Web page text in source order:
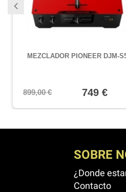
MEZCLADOR PIONEER DJM-
899,00 € 749 €
SOBRE
¿Donde
Contacto